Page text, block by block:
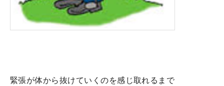
緊張が体から抜けていくのを感じ取れるまで